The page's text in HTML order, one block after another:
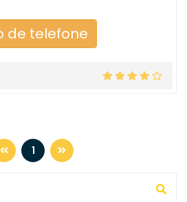
de telefone
1